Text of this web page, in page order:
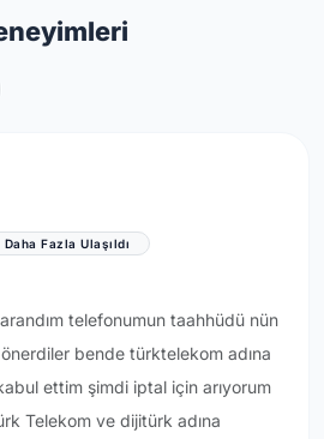
Daha Fazla Ulaşıldı
telefonumun taahhüdü nün
bende türktelekom adına
ettim şimdi iptal için arıyorum
Telekom ve dijitürk adına